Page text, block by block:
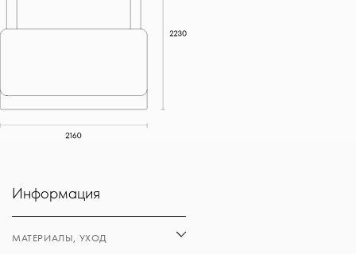
Информация
МАТЕРИАЛЫ, УХОД